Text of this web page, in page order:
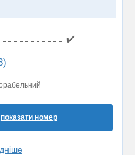
✔️
показати номер